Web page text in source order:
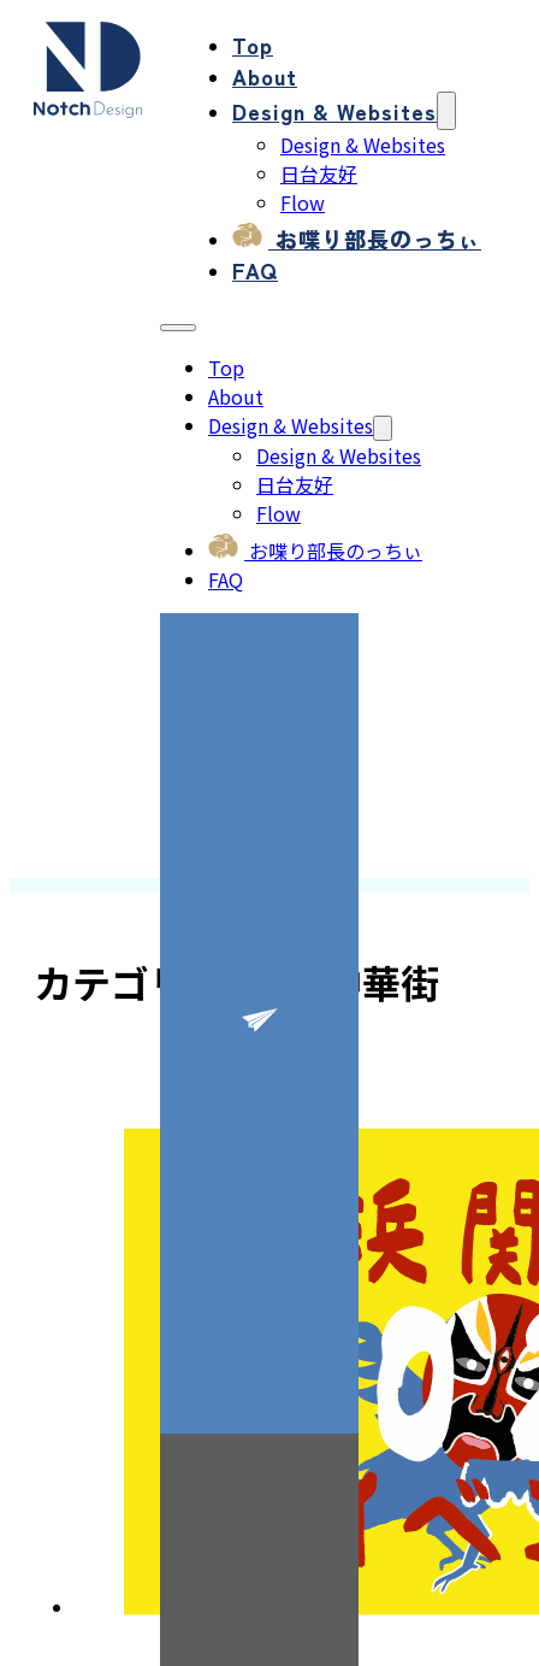
Top
About
Design & Websites
Design & Websites
日台友好
Flow
お喋り部長のっちぃ
FAQ
Top
About
Design & Websites
Design & Websites
日台友好
Flow
お喋り部長のっちぃ
FAQ
カテゴリー: 横浜中華街